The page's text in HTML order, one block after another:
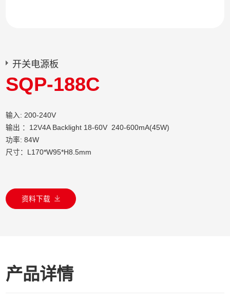
开关电源板
SQP-188C
输入: 200-240V
输出 ：12V4A Backlight 18-60V 240-600mA(45W)
功率: 84W
尺寸：L170*W95*H8.5mm
资料下载
产品详情